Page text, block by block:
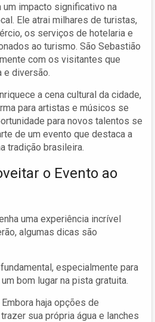
impacto significativo na
Ele atrai milhares de turistas,
os serviços de hotelaria e
ao turismo. São Sebastião
com os visitantes que
e diversão.
a cena cultural da cidade,
para artistas e músicos se
para novos talentos se
de um evento que destaca a
tradição brasileira.
o Evento ao
uma experiência incrível
algumas dicas são
especialmente para
bom lugar na pista gratuita.
Embora haja opções de
sua própria água e lanches